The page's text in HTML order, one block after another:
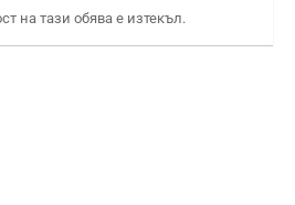
на тази обява е изтекъл.